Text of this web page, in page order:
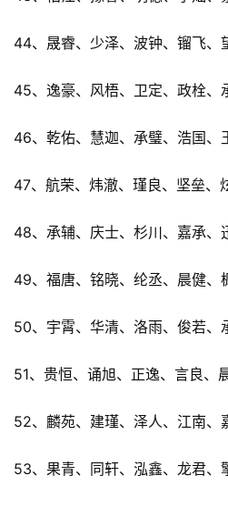
44、晟睿、少泽、波钟、镏飞、
45、逸豪、风梧、卫定、政栓、
46、乾佑、慧迦、承璧、浩国、
47、航荣、炜澈、瑾良、坚垒、
48、承辅、庆士、杉川、嘉承、
49、福唐、铭晓、纶丞、晨健、
50、宇霄、华清、洛雨、俊若、
51、贵恒、诵旭、正逸、言良、
52、麟苑、建瑾、泽人、江南、
53、果青、同轩、泓鑫、龙君、